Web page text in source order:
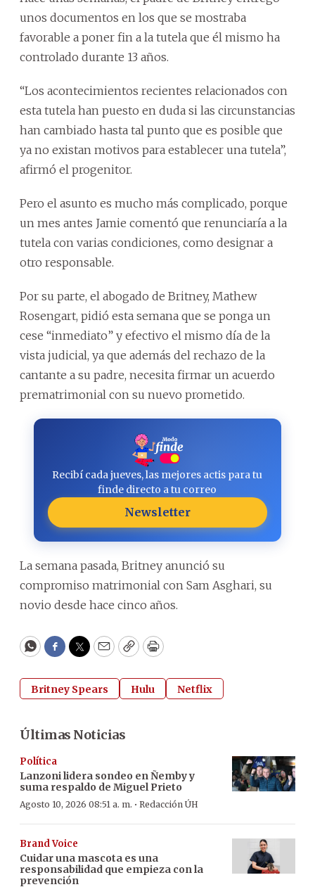
unos documentos en los que se mostraba
favorable a poner fin a la tutela que él mismo ha
controlado durante 13 años.
“Los acontecimientos recientes relacionados con
esta tutela han puesto en duda si las circunstancias
han cambiado hasta tal punto que es posible que
ya no existan motivos para establecer una tutela”,
afirmó el progenitor.
Pero el asunto es mucho más complicado, porque
un mes antes Jamie comentó que renunciaría a la
tutela con varias condiciones, como designar a
otro responsable.
Por su parte, el abogado de Britney, Mathew
Rosengart, pidió esta semana que se ponga un
cese “inmediato” y efectivo el mismo día de la
vista judicial, ya que además del rechazo de la
cantante a su padre, necesita firmar un acuerdo
prematrimonial con su nuevo prometido.
Recibí cada jueves, las mejores actis para tu
finde directo a tu correo
Newsletter
La semana pasada, Britney anunció su
compromiso matrimonial con Sam Asghari, su
novio desde hace cinco años.
WhatsApp
Facebook
Twitter
EmailCopyPrint
Britney Spears Hulu Netflix
Últimas Noticias
Política
Lanzoni lidera sondeo en Ñemby y
suma respaldo de Miguel Prieto
Agosto 10, 2026 08:51 a. m. · Redacción ÚH
Brand Voice
Cuidar una mascota es una
responsabilidad que empieza con la
prevención